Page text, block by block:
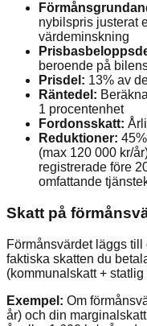
nybilspris justerat
värdeminskning
beroende på
Prisdel: 13% av
Räntedel:
1 procentenhet
Fordonsskatt:
Reduktioner:
(max 120 000 kr/
registrerade före
omfattande
Skatt på
Förmånsvärdet läggs
faktiska skatten du
(kommunalskatt + statlig
Exempel: Om
år) och din